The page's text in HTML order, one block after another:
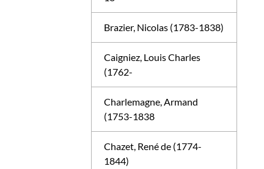
Brazier, Nicolas (1783-1838)
Caigniez, Louis Charles
(1762-
Charlemagne, Armand
(1753-1838
Chazet, René de (1774-
1844)